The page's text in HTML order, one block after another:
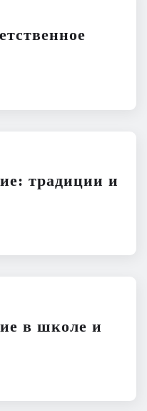
традиции и
в школе и